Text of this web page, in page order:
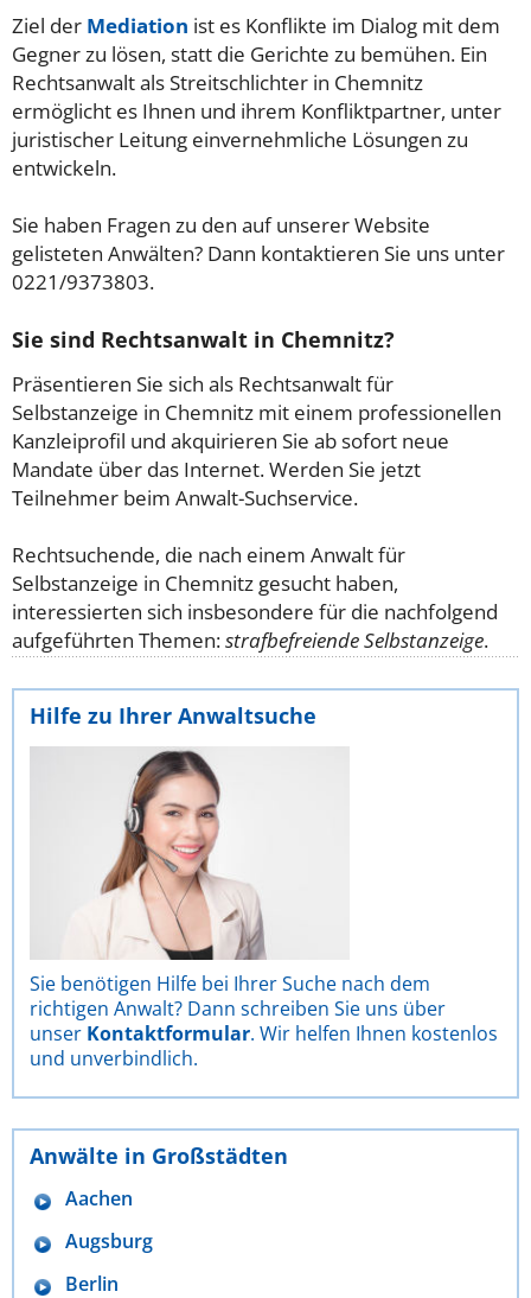
Ziel der Mediation ist es Konflikte im Dialog mit dem
Gegner zu lösen, statt die Gerichte zu bemühen. Ein
Rechtsanwalt als Streitschlichter in Chemnitz
ermöglicht es Ihnen und ihrem Konfliktpartner, unter
juristischer Leitung einvernehmliche Lösungen zu
entwickeln.
Sie haben Fragen zu den auf unserer Website
gelisteten Anwälten? Dann kontaktieren Sie uns unter
0221/9373803.
Sie sind Rechtsanwalt in Chemnitz?
Präsentieren Sie sich als Rechtsanwalt für
Selbstanzeige in Chemnitz mit einem professionellen
Kanzleiprofil und akquirieren Sie ab sofort neue
Mandate über das Internet. Werden Sie jetzt
Teilnehmer beim Anwalt-Suchservice.
Rechtsuchende, die nach einem Anwalt für
Selbstanzeige in Chemnitz gesucht haben,
interessierten sich insbesondere für die nachfolgend
aufgeführten Themen:strafbefreiende Selbstanzeige.
Hilfe zu Ihrer Anwaltsuche
Sie benötigen Hilfe bei Ihrer Suche nach dem
richtigen Anwalt? Dann schreiben Sie uns über
unser Kontaktformular. Wir helfen Ihnen kostenlos
und unverbindlich.
Anwälte in Großstädten
Aachen
Augsburg
Berlin